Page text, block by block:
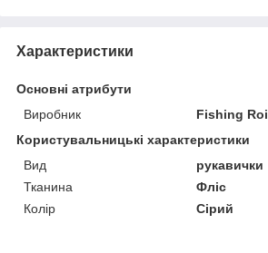
Характеристики
Основні атрибути
Виробник
Fishing Roi
Користувальницькі характеристики
Вид
рукавички
Тканина
Фліс
Колір
Сірий